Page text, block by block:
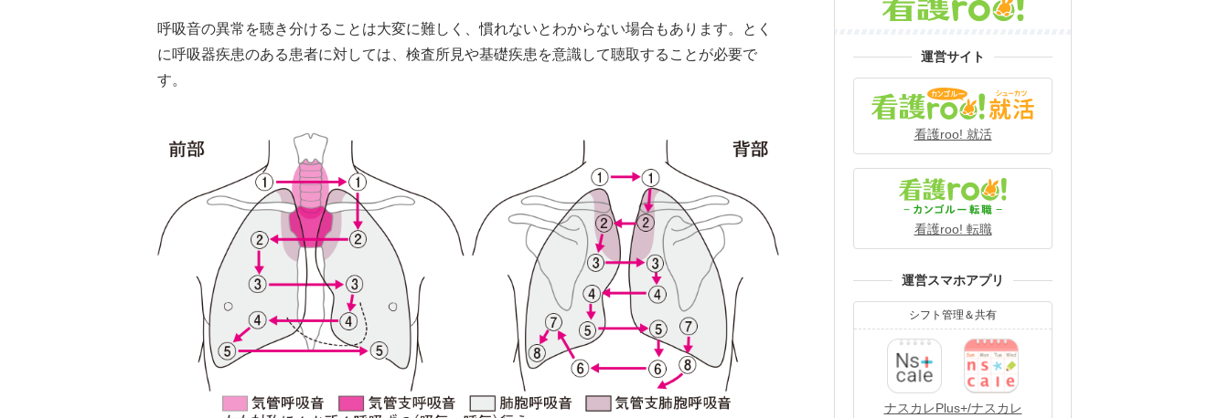
呼吸音の異常を聴き分けることは大変に難しく、慣れないとわからない場合もあります。とく
に呼吸器疾患のある患者に対しては、検査所見や基礎疾患を意識して聴取することが必要で
す。
運営サイト
看護roo! 就活
看護roo! 転職
運営スマホアプリ
シフト管理＆共有
ナスカレPlus+/ナスカレ